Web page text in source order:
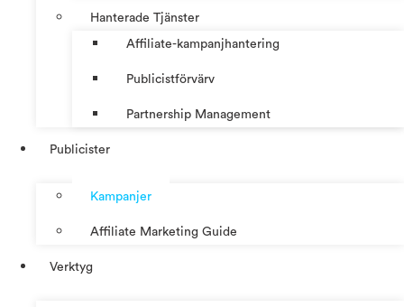
Hanterade Tjänster
Affiliate-kampanjhantering
Publicistförvärv
Partnership Management
Publicister
Kampanjer
Affiliate Marketing Guide
Verktyg